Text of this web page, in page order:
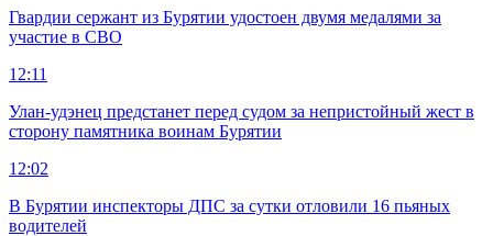
Гвардии сержант из Бурятии удостоен двумя медалями за
участие в СВО
12:11
Улан-удэнец предстанет перед судом за непристойный жест в
сторону памятника воинам Бурятии
12:02
В Бурятии инспекторы ДПС за сутки отловили 16 пьяных
водителей